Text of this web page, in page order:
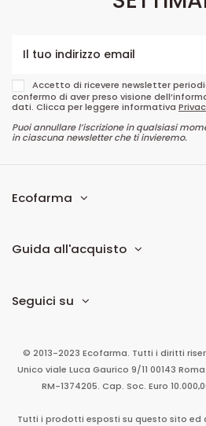
Accetto di ricevere newsletter
confermo di aver preso visione
dati. Clicca per leggere informativa
Puoi annullare l’iscrizione in qualsiasi
in ciascuna newsletter che ti invieremo.
Ecofarma
Guida all'acquisto
Seguici su
© 2013-2023 Ecofarma. Tutti i diritti
Unico viale Luca Gaurico 9/11 00143 Roma
RM-1374205. Cap. Soc. Euro
Tutti i prodotti esposti su questo sito ed